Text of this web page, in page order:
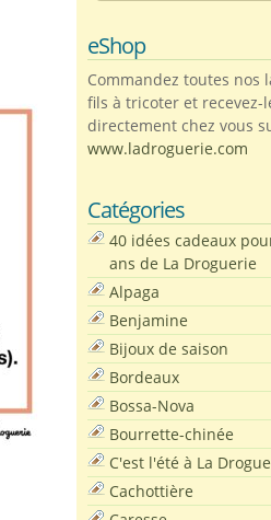
eShop
Commandez toutes nos
fils à tricoter et recevez-
directement chez vous
www.ladroguerie.com
Catégories
40 idées cadeaux
ans de La Droguerie
Alpaga
Benjamine
Bijoux de saison
Bordeaux
Bossa-Nova
Bourrette-chinée
C'est l'été à La
Cachottière